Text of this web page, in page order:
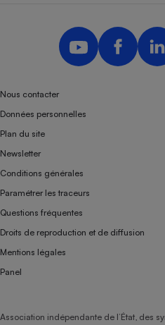
Nous contacter
Données personnelles
Plan du site
Newsletter
Conditions générales
Paramétrer les traceurs
Questions fréquentes
Droits de reproduction et de diffusion
Mentions légales
Panel
Association indépendante de l’État, des